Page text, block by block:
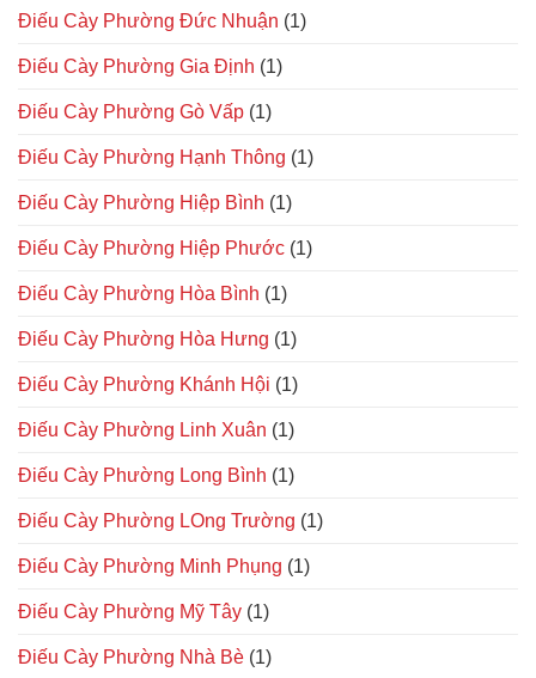
Điếu Cày Phường Đức Nhuận (1)
Điếu Cày Phường Gia Định (1)
Điếu Cày Phường Gò Vấp (1)
Điếu Cày Phường Hạnh Thông (1)
Điếu Cày Phường Hiệp Bình (1)
Điếu Cày Phường Hiệp Phước (1)
Điếu Cày Phường Hòa Bình (1)
Điếu Cày Phường Hòa Hưng (1)
Điếu Cày Phường Khánh Hội (1)
Điếu Cày Phường Linh Xuân (1)
Điếu Cày Phường Long Bình (1)
Điếu Cày Phường LOng Trường (1)
Điếu Cày Phường Minh Phụng (1)
Điếu Cày Phường Mỹ Tây (1)
Điếu Cày Phường Nhà Bè (1)